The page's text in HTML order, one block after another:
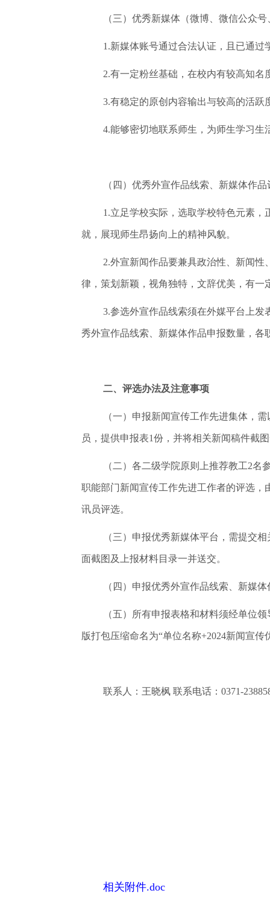
（三）优秀新媒体（微博、微信公众
1.新媒体账号通过合法认证，且已通过
2.有一定粉丝基础，在校内有较高知
3.有稳定的原创内容输出与较高的活
4.能够密切地联系师生，为师生学习
（四）优秀外宣作品线索、新媒体作
1.立足学校实际，选取学校特色元素
就，展现师生昂扬向上的精神风貌。
2.外宣新闻作品要兼具政治性、新闻
律，策划新颖，视角独特，文辞优美，有
3.参选外宣作品线索须在外媒平台上
秀外宣作品线索、新媒体作品申报数量，
二、评选办法及注意事项
（一）申报新闻宣传工作先进集体，
员，提供申报表1份，并将相关新闻稿件截
（二）各二级学院原则上推荐教工2
职能部门新闻宣传工作先进工作者的评选
讯员评选。
（三）申报优秀新媒体平台，需提交
面截图及上报材料目录一并送交。
（四）申报优秀外宣作品线索、新媒
（五）所有申报表格和材料须经单位
版打包压缩命名为“单位名称+2024新闻宣传
联系人：王晓枫 联系电话：0371-
相关附件.doc